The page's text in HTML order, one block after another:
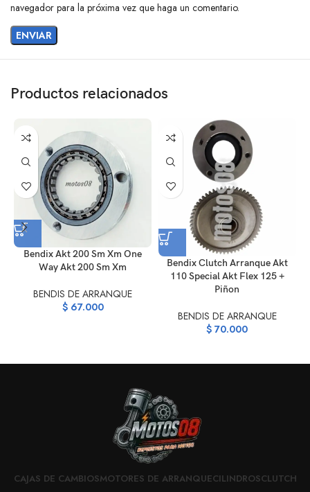
navegador para la próxima vez que haga un comentario.
Productos relacionados
Bendix Akt 200 Sm Xm One
Way Akt 200 Sm Xm
BENDIS DE ARRANQUE
$67.000
Bendix Clutch Arranque Akt
110 Special Akt Flex 125 +
Piñon
BENDIS DE ARRANQUE
$ 70.000
CAJAS DE CAMBIOSMOTORES DE ARRANQUECILINDROSCLUTCH